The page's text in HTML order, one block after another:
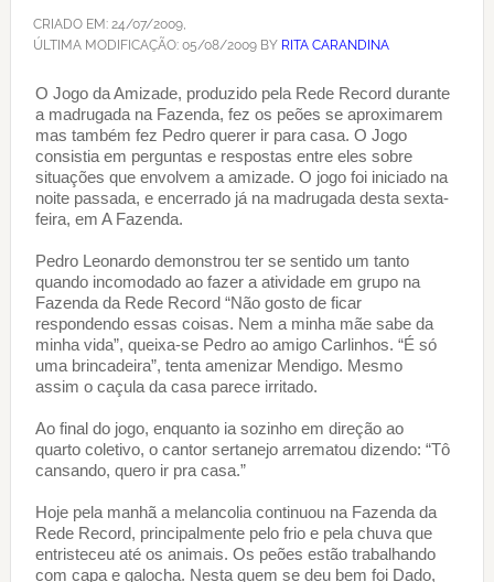
CRIADO EM: 24/07/2009,
ÚLTIMA MODIFICAÇÃO: 05/08/2009BY RITA CARANDINA
O Jogo da Amizade, produzido pela Rede Record durante
a madrugada na Fazenda, fez os peões se aproximarem
mas também fez Pedro querer ir para casa. O Jogo
consistia em perguntas e respostas entre eles sobre
situações que envolvem a amizade. O jogo foi iniciado na
noite passada, e encerrado já na madrugada desta sexta-
feira, em A Fazenda.
Pedro Leonardo demonstrou ter se sentido um tanto
quando incomodado ao fazer a atividade em grupo na
Fazenda da Rede Record “Não gosto de ficar
respondendo essas coisas. Nem a minha mãe sabe da
minha vida”, queixa-se Pedro ao amigo Carlinhos. “É só
uma brincadeira”, tenta amenizar Mendigo. Mesmo
assim o caçula da casa parece irritado.
Ao final do jogo, enquanto ia sozinho em direção ao
quarto coletivo, o cantor sertanejo arrematou dizendo: “Tô
cansando, quero ir pra casa.”
Hoje pela manhã a melancolia continuou na Fazenda da
Rede Record, principalmente pelo frio e pela chuva que
entristeceu até os animais. Os peões estão trabalhando
com capa e galocha. Nesta quem se deu bem foi Dado,